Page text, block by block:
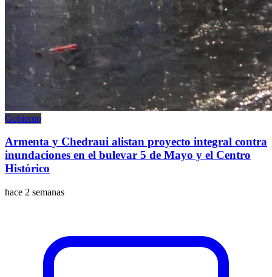
Gobierno
Armenta y Chedraui alistan proyecto integral contra
inundaciones en el bulevar 5 de Mayo y el Centro
Histórico
hace 2 semanas